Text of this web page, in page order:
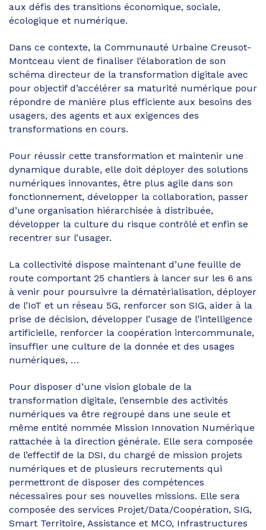
aux défis des transitions économique, sociale,
écologique et numérique.
Dans ce contexte, la Communauté Urbaine Creusot-
Montceau vient de finaliser l’élaboration de son
schéma directeur de la transformation digitale avec
pour objectif d’accélérer sa maturité numérique pour
répondre de manière plus efficiente aux besoins des
usagers, des agents et aux exigences des
transformations en cours.
Pour réussir cette transformation et maintenir une
dynamique durable, elle doit déployer des solutions
numériques innovantes, être plus agile dans son
fonctionnement, développer la collaboration, passer
d’une organisation hiérarchisée à distribuée,
développer la culture du risque contrôlé et enfin se
recentrer sur l’usager.
La collectivité dispose maintenant d’une feuille de
route comportant 25 chantiers à lancer sur les 6 ans
à venir pour poursuivre la dématérialisation, déployer
de l’IoT et un réseau 5G, renforcer son SIG, aider à la
prise de décision, développer l’usage de l’intelligence
artificielle, renforcer la coopération intercommunale,
insuffler une culture de la donnée et des usages
numériques, …
Pour disposer d’une vision globale de la
transformation digitale, l’ensemble des activités
numériques va être regroupé dans une seule et
même entité nommée Mission Innovation Numérique
rattachée à la direction générale. Elle sera composée
de l’effectif de la DSI, du chargé de mission projets
numériques et de plusieurs recrutements qui
permettront de disposer des compétences
nécessaires pour ses nouvelles missions. Elle sera
composée des services Projet/Data/Coopération, SIG,
Smart Territoire, Assistance et MCO, Infrastructures